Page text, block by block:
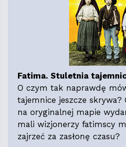
Fatima. Stuletnia
O czym tak naprawdę
tajemnice jeszcze skrywa?
na oryginalnej mapie
mali wizjonerzy fatimscy
zajrzeć za zasłonę czasu?